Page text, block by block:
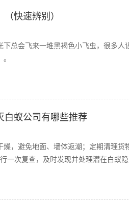
快速辨别）
总会飞来一堆黑褐色小飞虫，很多人
白蚁公司有哪些推荐
，避免地面、墙体返潮；定期清理货
一次复查，及时发现并处理潜在白蚁隐